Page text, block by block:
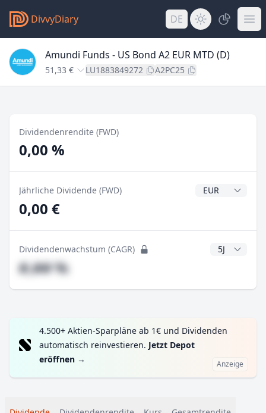
DivvyDiary DE
Amundi Funds - US Bond A2 EUR MTD (D)
51,33 € LU1883849272 A2PC25
Dividendenrendite (FWD)
0,00 %
Jährliche Dividende (FWD)
0,00 €
Dividendenwachstum (CAGR) CAGR Jahre
#,## %
4.500+ Aktien-Sparpläne ab 1€ und Dividenden
automatisch reinvestieren. Jetzt Depot
eröffnen → Anzeige